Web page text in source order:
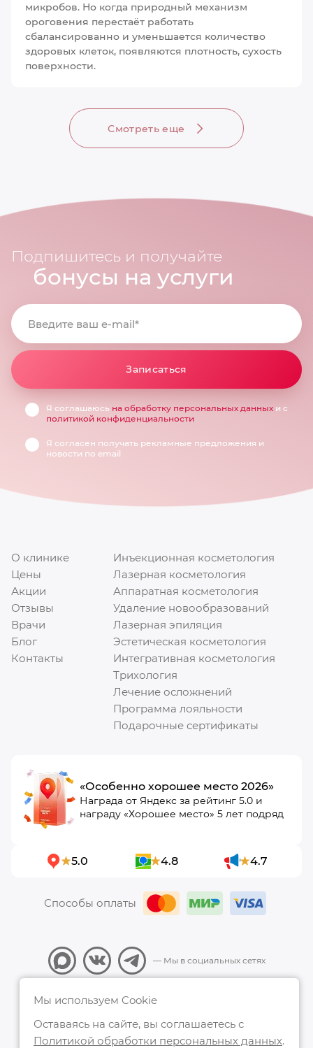
микробов. Но когда природный механизм
ороговения перестаёт работать
сбалансированно и уменьшается количество
здоровых клеток, появляются плотность, сухость
поверхности.
Смотреть еще
Подпишитесь и получайте
бонусы на услуги
Введите ваш e-mail*
Записаться
Я соглашаюсь на обработку персональных данных и с
политикой конфиденциальности
Я согласен получать рекламные предложения и
новости по email
О клинике
Цены
Акции
Отзывы
Врачи
Блог
Контакты
Инъекционная косметология
Лазерная косметология
Аппаратная косметология
Удаление новообразований
Лазерная эпиляция
Эстетическая косметология
Интегративная косметология
Трихология
Лечение осложнений
Программа лояльности
Подарочные сертификаты
«Особенно хорошее место 2026»
Награда от Яндекс за рейтинг 5.0 и
награду «Хорошее место» 5 лет подряд
5.0 4.8 4.7
Способы оплаты
— Мы в социальных сетях
Политика конфиденциальности
Политика обработки персональных данных
Пользовательское соглашение
Мы используем Cookie
Оставаясь на сайте, вы соглашаетесь с
Политикой обработки персональных данных.